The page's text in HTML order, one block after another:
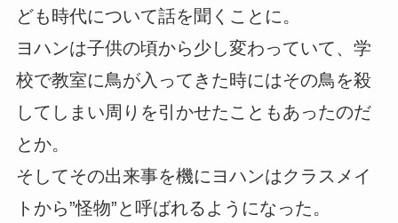
ども時代について話を聞くことに。
ヨハンは子供の頃から少し変わっていて、学
校で教室に鳥が入ってきた時にはその鳥を殺
してしまい周りを引かせたこともあったのだ
とか。
そしてその出来事を機にヨハンはクラスメイ
トから”怪物”と呼ばれるようになった。